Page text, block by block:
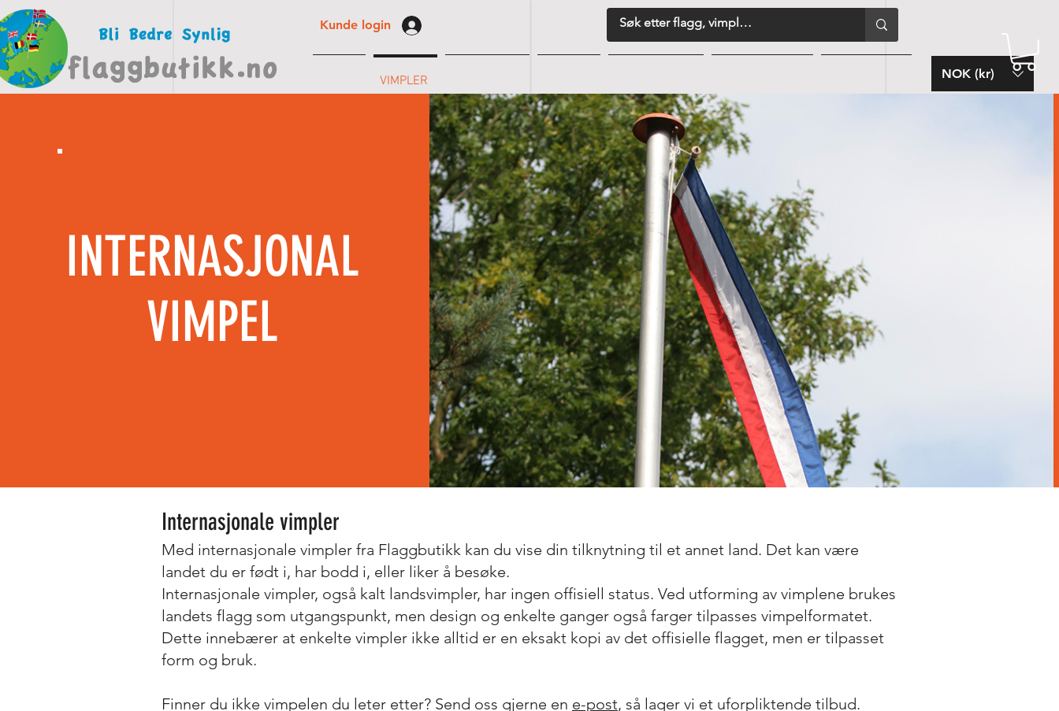
Kunde login
VIMPLER NOK (kr)
INTERNASJONAL
VIMPEL
Internasjonale vimpler
Med internasjonale vimpler fra Flaggbutikk kan du vise din tilknytning til et annet land. Det kan være
landet du er født i, har bodd i, eller liker å besøke.
Internasjonale vimpler, også kalt landsvimpler, har ingen offisiell status. Ved utforming av vimplene brukes
landets flagg som utgangspunkt, men design og enkelte ganger også farger tilpasses vimpelformatet.
Dette innebærer at enkelte vimpler ikke alltid er en eksakt kopi av det offisielle flagget, men er tilpasset
form og bruk.
Finner du ikke vimpelen du leter etter? Send oss gjerne en e-post, så lager vi et uforpliktende tilbud.